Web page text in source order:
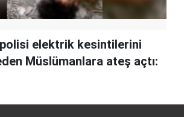
elektrik kesintilerini
Müslümanlara ateş açtı: